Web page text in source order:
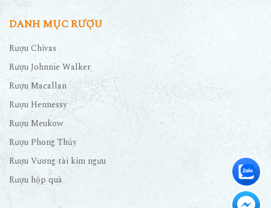
DANH MỤC RƯỢU
Rượu Chivas
Rượu Johnnie Walker
Rượu Macallan
Rượu Hennessy
Rượu Meukow
Rượu Phong Thủy
Rượu Vương tài kim ngưu
Rượu hộp quà